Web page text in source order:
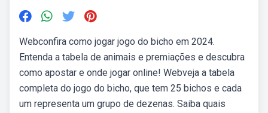
Webconfira como jogar jogo do bicho em 2024.
Entenda a tabela de animais e premiações e descubra
como apostar e onde jogar online! Webveja a tabela
completa do jogo do bicho, que tem 25 bichos e cada
um representa um grupo de dezenas. Saiba quais